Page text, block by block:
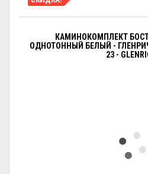
КАМИНОКОМПЛЕКТ
ОДНОТОННЫЙ БЕЛЫЙ -
23 -